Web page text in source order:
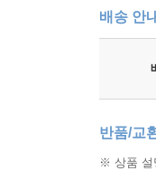
배송 안
반품/교
※ 상품 설